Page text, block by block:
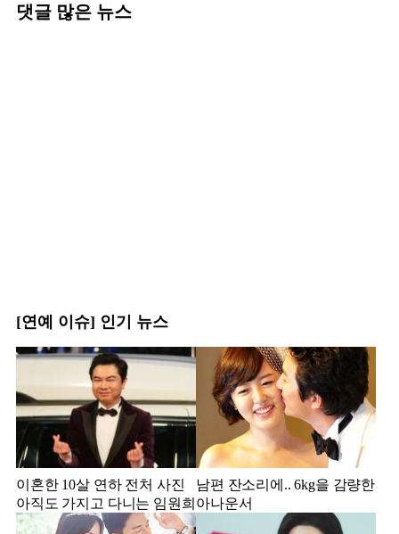
댓글 많은 뉴스
[연예 이슈] 인기 뉴스
이혼한 10살 연하 전처 사진
아직도 가지고 다니는 임원희
남편 잔소리에.. 6kg을 감량한
아나운서